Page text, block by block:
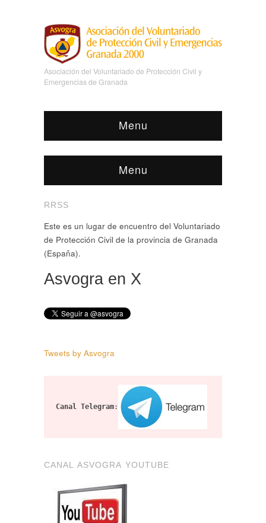
Asociación del Voluntariado de Protección Civil y
Emergencias de Granada
Menu
Menu
RRSS
Este es un lugar de encuentro del Voluntariado
de Protección Civil de la provincia de Granada
(España).
Asvogra en X
Tweets by Asvogra
Canal Telegram:
CANAL ASVOGRA YOUTUBE